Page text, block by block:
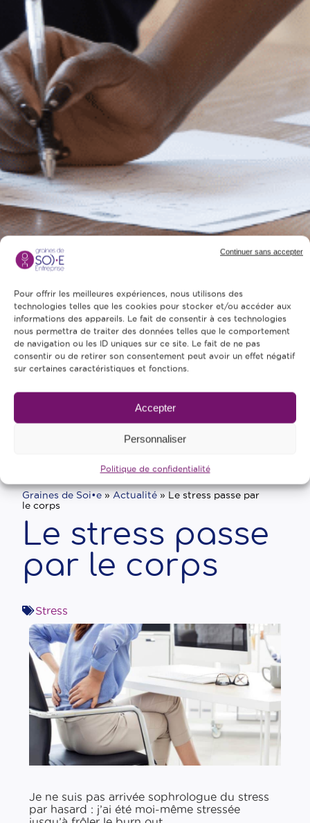
Pour offrir les meilleures expériences, nous utilisons des
technologies telles que les cookies pour stocker et/ou accéder aux
informations des appareils. Le fait de consentir à ces technologies
nous permettra de traiter des données telles que le comportement
de navigation ou les ID uniques sur ce site. Le fait de ne pas
consentir ou de retirer son consentement peut avoir un effet négatif
sur certaines caractéristiques et fonctions.
Accepter
Continuer sans accepter
Personnaliser
Politique de confidentialité
Graines de Soi•e » Actualité » Le stress passe par
le corps
Le stress passe
par le corps
Stress
Je ne suis pas arrivée sophrologue du stress
par hasard : j’ai été moi-​même stressée